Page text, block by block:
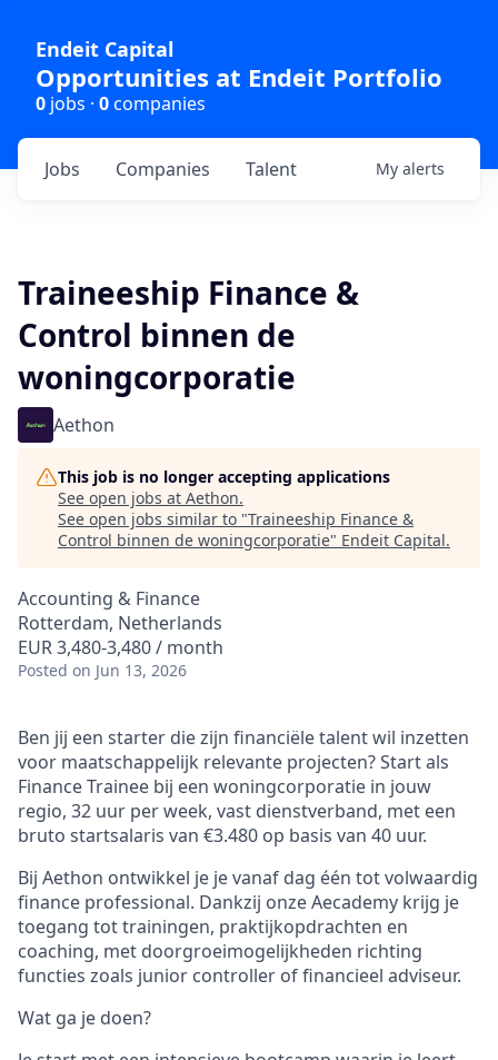
Endeit Capital
Opportunities at Endeit Portfolio
0 jobs · 0companies
Jobs Companies Talent My alerts
Traineeship Finance &
Control binnen de
woningcorporatie
Aethon
This job is no longer accepting applications
See open jobs at Aethon.
See open jobs similar to "Traineeship Finance &
Control binnen de woningcorporatie" Endeit Capital.
Accounting & Finance
Rotterdam, Netherlands
EUR 3,480-3,480 / month
Posted on Jun 13, 2026
Ben jij een starter die zijn financiële talent wil inzetten
voor maatschappelijk relevante projecten? Start als
Finance Trainee bij een woningcorporatie in jouw
regio, 32 uur per week, vast dienstverband, met een
bruto startsalaris van €3.480 op basis van 40 uur.
Bij Aethon ontwikkel je je vanaf dag één tot volwaardig
finance professional. Dankzij onze Aecademy krijg je
toegang tot trainingen, praktijkopdrachten en
coaching, met doorgroeimogelijkheden richting
functies zoals junior controller of financieel adviseur.
Wat ga je doen?